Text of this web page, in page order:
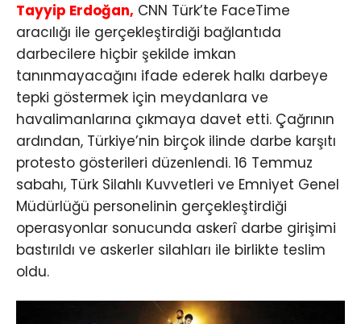
Tayyip Erdoğan, CNN Türk’te FaceTime
aracılığı ile gerçekleştirdiği bağlantıda
darbecilere hiçbir şekilde imkan
tanınmayacağını ifade ederek halkı darbeye
tepki göstermek için meydanlara ve
havalimanlarına çıkmaya davet etti. Çağrının
ardından, Türkiye’nin birçok ilinde darbe karşıtı
protesto gösterileri düzenlendi. 16 Temmuz
sabahı, Türk Silahlı Kuvvetleri ve Emniyet Genel
Müdürlüğü personelinin gerçekleştirdiği
operasyonlar sonucunda askerî darbe girişimi
bastırıldı ve askerler silahları ile birlikte teslim
oldu.